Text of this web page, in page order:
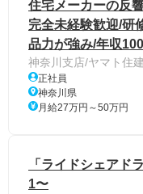
住宅メーカーの反
完全未経験歓迎/研
品力が強み/年収
神奈川支店/ヤマト住
正社員
神奈川県
月給27万円～50万円
「ライドシェアド
1〜